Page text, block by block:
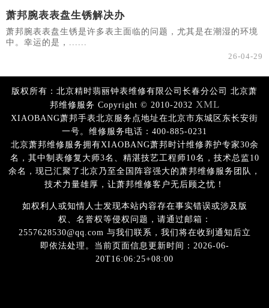
萧邦腕表表盘生锈解决办
萧邦腕表表盘生锈是许多表主面临的问题，尤其是在潮湿的环境
中。幸运的是，......
26-04-29
版权所有：北京精时翡丽钟表维修有限公司长春分公司 北京萧
邦维修服务 Copyright © 2010-2032 XML
XIAOBANG萧邦手表北京服务点地址在北京市东城区东长安街
一号。维修服务电话：400-885-0231
北京萧邦维修服务拥有XIAOBANG萧邦时计维修养护专家30余
名，其中制表修复大师3名、精湛技艺工程师10名，技术总监10
余名，现已汇聚了北京乃至全国阵容强大的萧邦维修服务团队，
技术力量雄厚，让萧邦维修客户无后顾之忧！
如权利人或知情人士发现本站内容存在事实错误或涉及版
权、名誉权等侵权问题，请通过邮箱：
2557628530@qq.com 与我们联系，我们将在收到通知后立
即依法处理。当前页面信息更新时间：2026-06-
20T16:06:25+08:00